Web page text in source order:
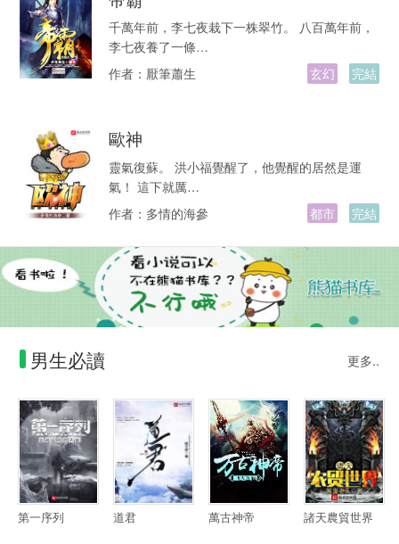
千萬年前，李七夜栽下一株翠竹。 八百萬年前，
李七夜養了一條…
作者： 厭筆蕭生 玄幻 完結
歐神
靈氣復蘇。 洪小福覺醒了，他覺醒的居然是運
氣！ 這下就厲…
作者： 多情的海參 都市 完結
男生必讀 更多..
第一序列 道君 萬古神帝 諸天農貿世界